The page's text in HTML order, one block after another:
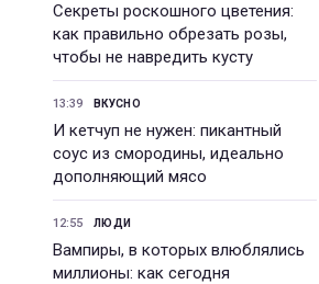
Секреты роскошного цветения:
как правильно обрезать розы,
чтобы не навредить кусту
13:39 ВКУСНО
И кетчуп не нужен: пикантный
соус из смородины, идеально
дополняющий мясо
12:55 ЛЮДИ
Вампиры, в которых влюблялись
миллионы: как сегодня